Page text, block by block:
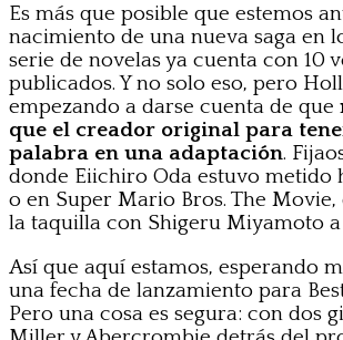
Es más que posible que estemos
nacimiento de una nueva saga en
serie de novelas ya cuenta con 10
publicados. Y no solo eso, pero
empezando a darse cuenta de que
que el creador original para
palabra en una adaptación.
donde Eiichiro Oda estuvo metido
o en Super Mario Bros. The
la taquilla con Shigeru Miyamoto
Así que aquí estamos, esperando
una fecha de lanzamiento para
Pero una cosa es segura: con dos